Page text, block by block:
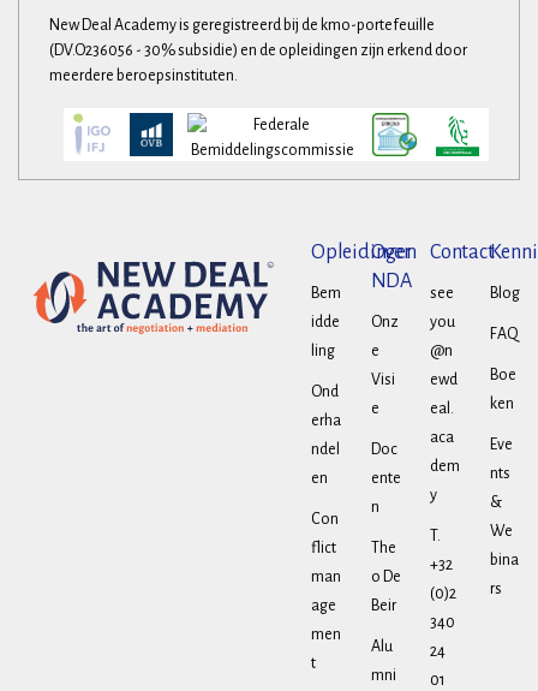
New Deal Academy is geregistreerd bij de kmo-portefeuille
(DV.O236056 - 30% subsidie) en de opleidingen zijn erkend door
meerdere beroepsinstituten.
Opleidingen
Bem
idde
ling
Ond
erha
ndel
en
Con
flict
man
age
men
t
Over
NDA
Onz
e
Visi
e
Doc
ente
n
The
o De
Beir
Alu
mni
Contact
see
you
@n
ewd
eal.
aca
dem
y
T.
+32
(0)2
340
24
01
Blog
FAQ
Boe
ken
Eve
nts
&
We
bina
rs